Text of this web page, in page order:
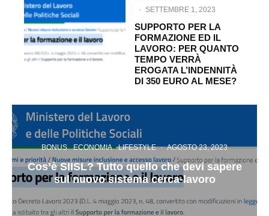
·
SETTEMBRE 1, 2023
SUPPORTO PER LA
FORMAZIONE ED IL
LAVORO: PER QUANTO
TEMPO VERRÀ
EROGATA L’INDENNITÀ
DI 350 EURO AL MESE?
BONUS ECONOMIA LIFESTYLE · AGOSTO 23, 2023
Cos’è SIISL? Tutto quello che devi sapere
sul nuovo sistema cerca-lavoro